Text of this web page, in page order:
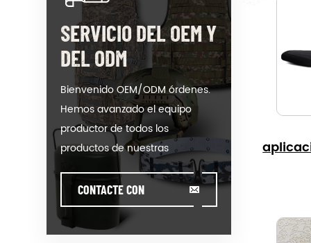
SERVICIO DEL OEM Y
DEL ODM
Bienvenido OEM/ODM órdenes.
Hemos avanzado el equipo
productor de todos los
productos de nuestras
categorías. Podríamos poner su
logotipo en nuestros caliente-
venta modelo o ayudar a la
producción de los pedidos
CONTACTE CON
NOSOTROS